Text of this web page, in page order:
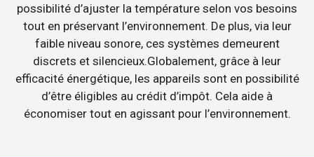
possibilité d’ajuster la température selon vos besoins
tout en préservant l’environnement. De plus, via leur
faible niveau sonore, ces systèmes demeurent
discrets et silencieux.Globalement, grâce à leur
efficacité énergétique, les appareils sont en possibilité
d’être éligibles au crédit d’impôt. Cela aide à
économiser tout en agissant pour l’environnement.